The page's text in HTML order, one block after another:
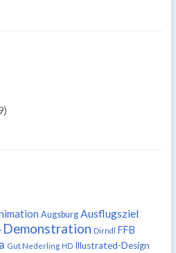
Augsburg Ausflugsziel
Demonstration Dirndl FFB
Gut Nederling HD Illustrated-Design